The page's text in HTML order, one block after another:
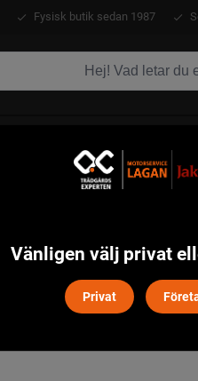
Fysisk butik sedan 1987
Vänligen välj privat
Privat